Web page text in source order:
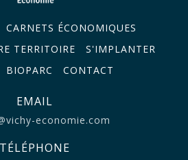
CARNETS ÉCONOMIQUES
TERRITOIRE
S'IMPLANTER
BIOPARC CONTACT
EMAIL
economie.com
TÉLÉPHONE